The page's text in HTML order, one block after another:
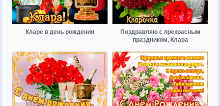
Кларе в день рождения
Поздравляю с прекрасным
праздником, Клара